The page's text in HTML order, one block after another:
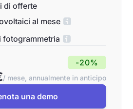
di offerte
al mese
fotogrammetria
-20%
/ mese, annualmente in anticipo
una demo